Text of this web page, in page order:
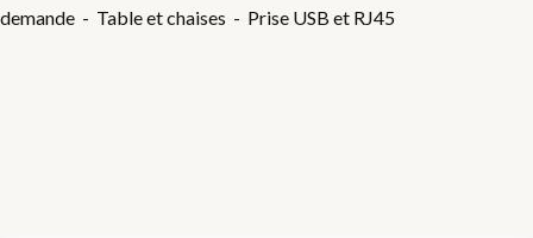
demande - Table et chaises - Prise USB et RJ45